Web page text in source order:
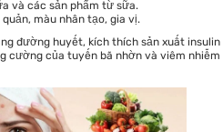
và các sản phẩm từ sữa.
màu nhân tạo, gia vị.
đường huyết, kích thích sản xuất insulin
cường của tuyến bã nhờn và viêm nhiễm